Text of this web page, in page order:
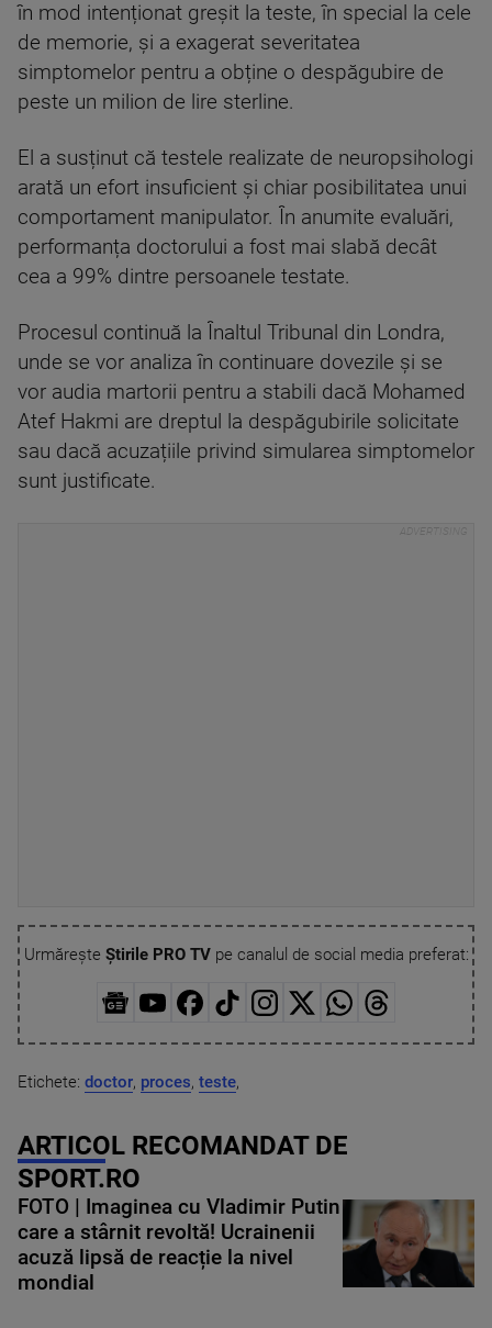
în mod intenționat greșit la teste, în special la cele
de memorie, și a exagerat severitatea
simptomelor pentru a obține o despăgubire de
peste un milion de lire sterline.
El a susținut că testele realizate de neuropsihologi
arată un efort insuficient și chiar posibilitatea unui
comportament manipulator. În anumite evaluări,
performanța doctorului a fost mai slabă decât
cea a 99% dintre persoanele testate.
Procesul continuă la Înaltul Tribunal din Londra,
unde se vor analiza în continuare dovezile și se
vor audia martorii pentru a stabili dacă Mohamed
Atef Hakmi are dreptul la despăgubirile solicitate
sau dacă acuzațiile privind simularea simptomelor
sunt justificate.
Urmărește Știrile PRO TVpe canalul de social media preferat:
Etichete: doctor, proces, teste,
ARTICOL RECOMANDAT DE
SPORT.RO
FOTO | Imaginea cu Vladimir Putin
care a stârnit revoltă! Ucrainenii
acuză lipsă de reacție la nivel
mondial